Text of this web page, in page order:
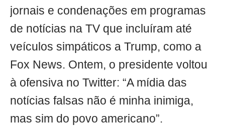
jornais e condenações em programas
de notícias na TV que incluíram até
veículos simpáticos a Trump, como a
Fox News. Ontem, o presidente voltou
à ofensiva no Twitter: “A mídia das
notícias falsas não é minha inimiga,
mas sim do povo americano”.